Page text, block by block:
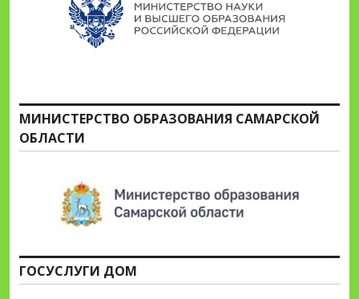
МИНИСТЕРСТВО ОБРАЗОВАНИЯ САМАРСКОЙ
ОБЛАСТИ
ГОСУСЛУГИ ДОМ